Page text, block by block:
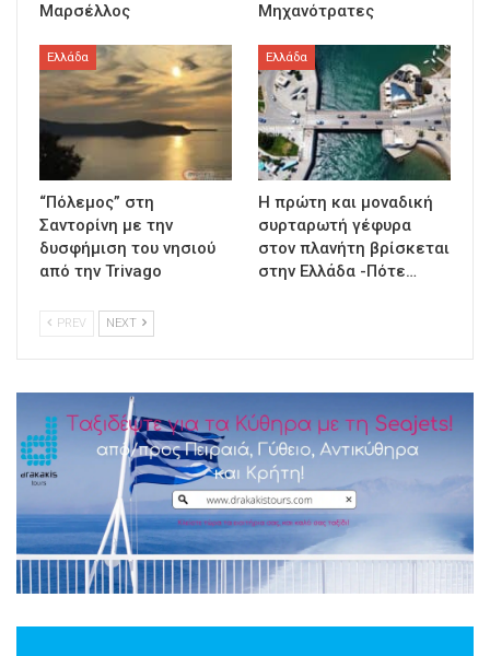
Μαρσέλλος
Μηχανότρατες
Ελλάδα
“Πόλεμος” στη
Σαντορίνη με την
δυσφήμιση του νησιού
από την Trivago
Ελλάδα
Η πρώτη και μοναδική
συρταρωτή γέφυρα
στον πλανήτη βρίσκεται
στην Ελλάδα -Πότε…
PREV NEXT